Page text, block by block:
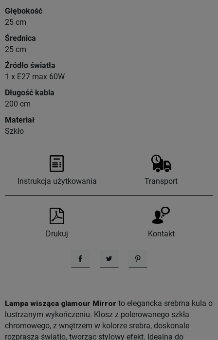
Głębokość
25 cm
Średnica
25 cm
Źródło światła
1 x E27 max 60W
Długość kabla
200 cm
Materiał
Szkło
Instrukcja użytkowania Transport
Drukuj Kontakt
UdostępnijTweetujPinterest
Lampa wisząca glamour Mirror to elegancka srebrna kula o
lustrzanym wykończeniu. Klosz z polerowanego szkła
chromowego, z wnętrzem w kolorze srebra, doskonale
rozprasza światło, tworząc stylowy efekt. Idealna do